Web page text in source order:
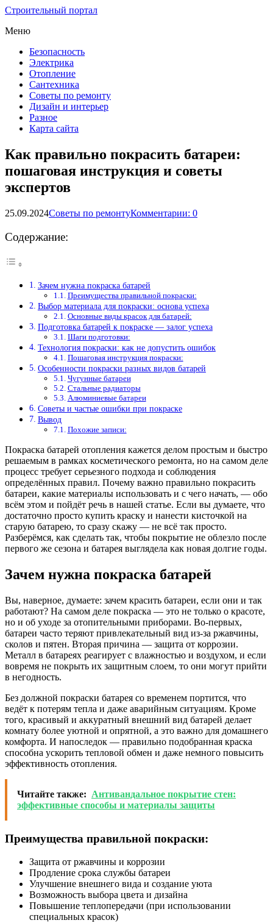
Строительный портал
Меню
Безопасность
Электрика
Отопление
Сантехника
Советы по ремонту
Дизайн и интерьер
Разное
Карта сайта
Как правильно покрасить батареи:
пошаговая инструкция и советы
экспертов
25.09.2024Советы по ремонтуКомментарии: 0
Содержание:
Зачем нужна покраска батарей
Преимущества правильной покраски:
Выбор материала для покраски: основа успеха
Основные виды красок для батарей:
Подготовка батарей к покраске — залог успеха
Шаги подготовки:
Технология покраски: как не допустить ошибок
Пошаговая инструкция покраски:
Особенности покраски разных видов батарей
Чугунные батареи
Стальные радиаторы
Алюминиевые батареи
Советы и частые ошибки при покраске
Вывод
Похожие записи:
Покраска батарей отопления кажется делом простым и быстро
решаемым в рамках косметического ремонта, но на самом деле
процесс требует серьезного подхода и соблюдения
определённых правил. Почему важно правильно покрасить
батареи, какие материалы использовать и с чего начать, — обо
всём этом и пойдёт речь в нашей статье. Если вы думаете, что
достаточно просто купить краску и нанести кисточкой на
старую батарею, то сразу скажу — не всё так просто.
Разберёмся, как сделать так, чтобы покрытие не облезло после
первого же сезона и батарея выглядела как новая долгие годы.
Зачем нужна покраска батарей
Вы, наверное, думаете: зачем красить батареи, если они и так
работают? На самом деле покраска — это не только о красоте,
но и об уходе за отопительными приборами. Во-первых,
батареи часто теряют привлекательный вид из-за ржавчины,
сколов и пятен. Вторая причина — защита от коррозии.
Металл в батареях реагирует с влажностью и воздухом, и если
вовремя не покрыть их защитным слоем, то они могут прийти
в негодность.
Без должной покраски батарея со временем портится, что
ведёт к потерям тепла и даже аварийным ситуациям. Кроме
того, красивый и аккуратный внешний вид батарей делает
комнату более уютной и опрятной, а это важно для домашнего
комфорта. И напоследок — правильно подобранная краска
способна ускорить тепловой обмен и даже немного повысить
эффективность отопления.
Читайте также: Антивандальное покрытие стен:
эффективные способы и материалы защиты
Преимущества правильной покраски:
Защита от ржавчины и коррозии
Продление срока службы батареи
Улучшение внешнего вида и создание уюта
Возможность выбора цвета и дизайна
Повышение теплопередачи (при использовании
специальных красок)